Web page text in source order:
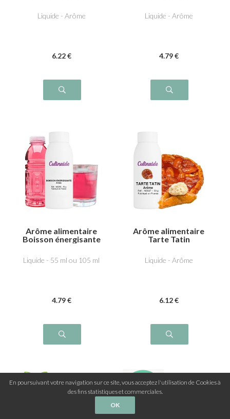
Liquide - Arôme
6.22 €
Liquide - Arôme
4.79 €
Arôme alimentaire
Boisson énergisante
Liquide - 55 ml ou 105 ml
4.79 €
Arôme alimentaire
Tarte Tatin
Liquide - Arôme
6.12 €
En poursuivant votre navigation sur ce site, vous acceptez l'utilisation de Cookies à
des fins statistiques et commerciales.
OK